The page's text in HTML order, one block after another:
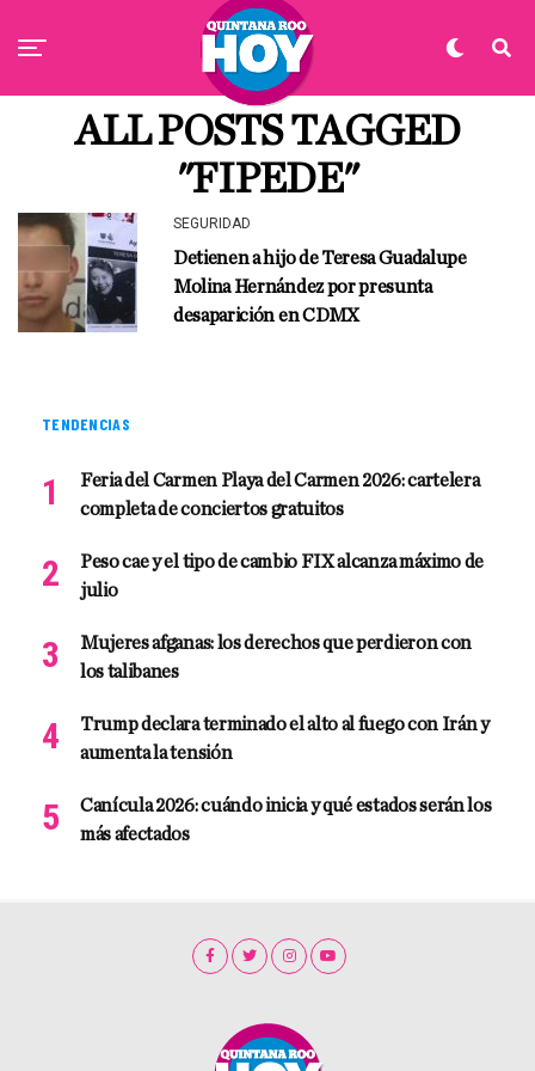
ALL POSTS TAGGED
"FIPEDE"
SEGURIDAD
Detienen a hijo de Teresa Guadalupe
Molina Hernández por presunta
desaparición en CDMX
TENDENCIAS
Feria del Carmen Playa del Carmen 2026: cartelera
completa de conciertos gratuitos
Peso cae y el tipo de cambio FIX alcanza máximo de
julio
Mujeres afganas: los derechos que perdieron con
los talibanes
Trump declara terminado el alto al fuego con Irán y
aumenta la tensión
Canícula 2026: cuándo inicia y qué estados serán los
más afectados